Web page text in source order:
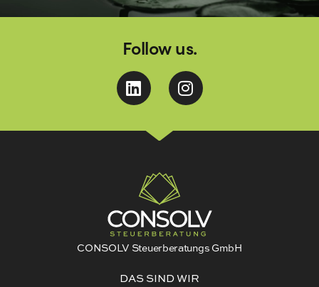
Follow us.
CONSOLV Steuerberatungs GmbH
DAS SIND WIR